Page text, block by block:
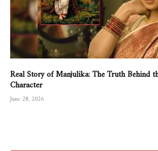
Real Story of Manjulika: The Truth Behind
Character
June 28, 2026